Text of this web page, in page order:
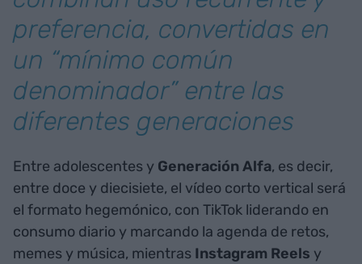
preferencia, convertidas en
un “mínimo común
denominador” entre las
diferentes generaciones
Entre adolescentes y Generación Alfa, es decir,
entre doce y diecisiete, el vídeo corto vertical será
el formato hegemónico, con TikTok liderando en
consumo diario y marcando la agenda de retos,
memes y música, mientras Instagram Reels y